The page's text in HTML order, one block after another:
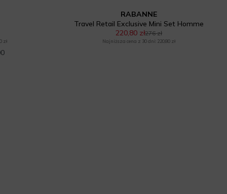
zł
RABANNE
Travel Retail Exclusive Mini Set Homme
220,80 zł276 zł
Najniższa cena z 30 dni: 220,80 zł